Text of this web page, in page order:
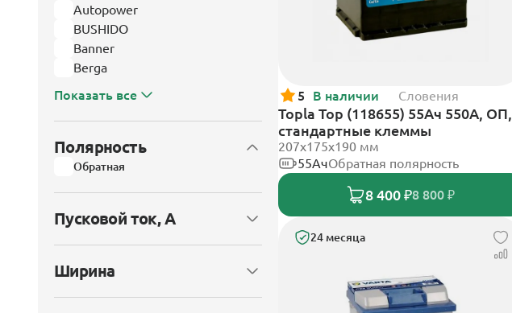
Autopower
BUSHIDO
Banner
Berga
Показать все
Полярность
Обратная
Пусковой ток, А
Ширина
5 В наличии Словения
Topla Top (118655) 55Ач 550А, ОП,
стандартные клеммы
207x175x190 мм
55АчОбратная полярность
8 400 ₽8 800 ₽
24 месяца